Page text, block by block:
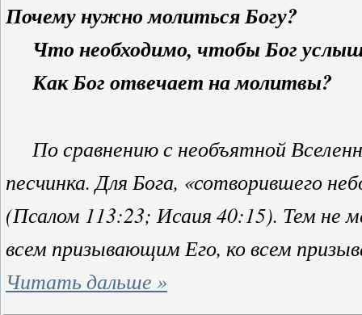
Почему нужно молиться Богу?
Что необходимо, чтобы Бог
Как Бог отвечает на молитвы?
По сравнению с необъятной
песчинка. Для Бога, «сотворившего
(Псалом 113:23; Исаия 40:15). Тем не
всем призывающим Его, ко всем
Читать дальше »